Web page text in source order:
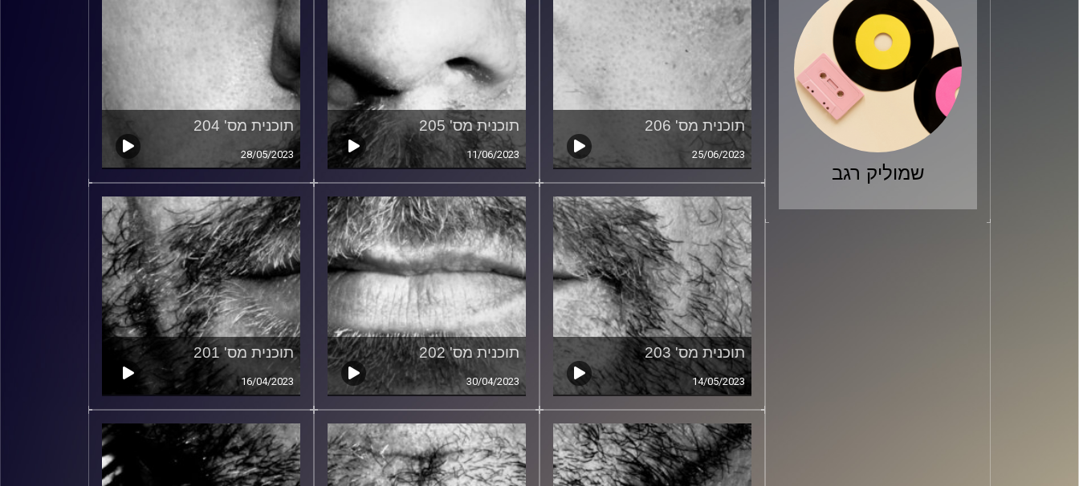
שמוליק רגב
תוכנית מס' 206
25/06/2023
תוכנית מס' 205
11/06/2023
תוכנית מס' 204
28/05/2023
תוכנית מס' 203
14/05/2023
תוכנית מס' 202
30/04/2023
תוכנית מס' 201
16/04/2023